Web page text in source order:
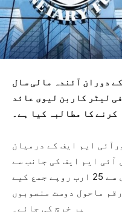
دوران آئندہ مالی سال
ڈیزل پر5 روپے فی لیٹر کاربن لیوی عائد
کرنے کا مطالبہ کیا ہے۔
ایم ایف کے درمیان
آئی ایم ایف کی جانب سے
تجویز دی گئی کہ کاربن لیوی سے 25 ارب روپے جمع کیے
ماحول دوست منصوبوں
پر خرچ کی جائے۔